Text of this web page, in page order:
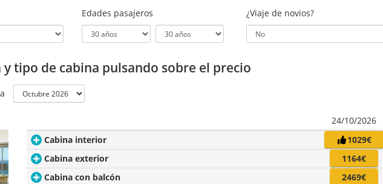
Edades pasajeros ¿Viaje de novios?
y tipo de cabina pulsando sobre el precio
24/10/2026
Cabina interior
1029€
Cabina exterior
1164€
Cabina con balcón
2469€